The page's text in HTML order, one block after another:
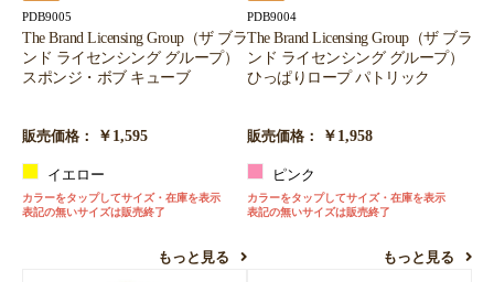
PDB9005
The Brand Licensing Group（ザ ブラ
ンド ライセンシング グループ）
スポンジ・ボブ キューブ
販売価格： ￥1,595
イエロー
カラーをタップしてサイズ・在庫を表示
表記の無いサイズは販売終了
もっと見る
PDB9004
The Brand Licensing Group（ザ ブラ
ンド ライセンシング グループ）
ひっぱりロープ パトリック
販売価格： ￥1,958
ピンク
カラーをタップしてサイズ・在庫を表示
表記の無いサイズは販売終了
もっと見る